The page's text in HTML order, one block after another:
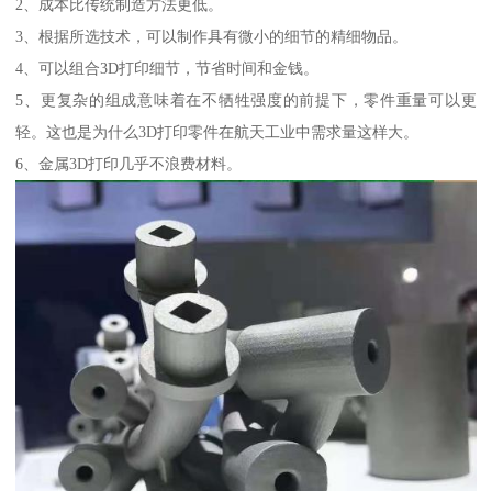
2、成本比传统制造方法更低。
3、根据所选技术，可以制作具有微小的细节的精细物品。
4、可以组合3D打印细节，节省时间和金钱。
5、更复杂的组成意味着在不牺牲强度的前提下，零件重量可以更
轻。这也是为什么3D打印零件在航天工业中需求量这样大。
6、金属3D打印几乎不浪费材料。